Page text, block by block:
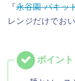
『永谷園 パキッ
レンジだけでお